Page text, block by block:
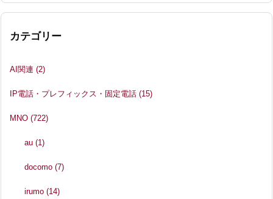
カテゴリー
AI関連 (2)
IP電話・プレフィックス・固定電話 (15)
MNO (722)
au(1)
docomo(7)
irumo(14)